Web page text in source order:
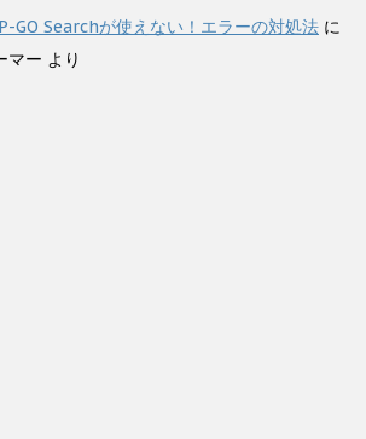
P-GO Searchが使えない！エラーの対処法 に
マー より